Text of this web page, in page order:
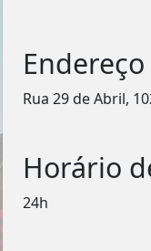
Endereço
Rua 29 de Abril,
Horário
24h